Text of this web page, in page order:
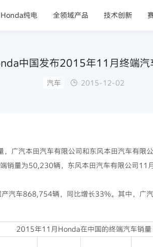
Honda纯电 全领域产品 技术创新
中国发布2015年11月终端汽
汽车 2015-12-02
广汽本田汽车有限公司和东风本田汽车有限
销量为50,230辆，东风本田汽车有限公司
汽车868,754辆，同比增长33%。其中，广
2015年11月Honda在中国的终端汽车销量